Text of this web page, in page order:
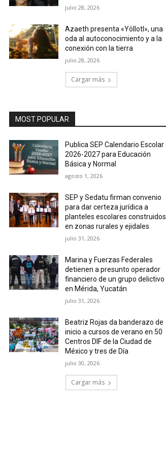
julio 28, 2026
Azaeth presenta «Yóllotl», una
oda al autoconocimiento y a la
conexión con la tierra
julio 28, 2026
Cargar más
MOST POPULAR
Publica SEP Calendario Escolar
2026-2027 para Educación
Básica y Normal
agosto 1, 2026
SEP y Sedatu firman convenio
para dar certeza jurídica a
planteles escolares construidos
en zonas rurales y ejidales
julio 31, 2026
Marina y Fuerzas Federales
detienen a presunto operador
financiero de un grupo delictivo
en Mérida, Yucatán
julio 31, 2026
Beatriz Rojas da banderazo de
inicio a cursos de verano en 50
Centros DIF de la Ciudad de
México y tres de Día
julio 30, 2026
Cargar más